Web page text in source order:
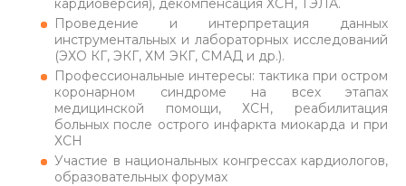
кардиоверсия), декомпенсация ХСН, ТЭЛА.
Проведение и интерпретация данных
инструментальных и лабораторных исследований
(ЭХО КГ, ЭКГ, ХМ ЭКГ, СМАД и др.).
Профессиональные интересы: тактика при остром
коронарном синдроме на всех этапах
медицинской помощи, ХСН, реабилитация
больных после острого инфаркта миокарда и при
ХСН
Участие в национальных конгрессах кардиологов,
образовательных форумах